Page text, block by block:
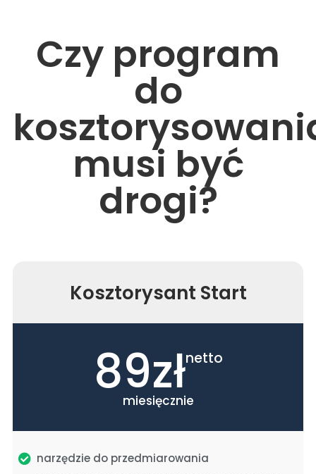
Czy program
do
musi być
drogi?
Kosztorysant Start
89złnetto
miesięcznie
narzędzie do przedmiarowania